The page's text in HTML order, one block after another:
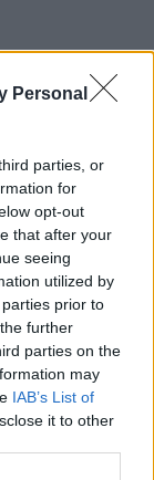
Personal
parties, or
for
opt-out
that after your
seeing
utilized by
prior to
further
parties on the
may
IAB’s List of
it to other
#rákbetegség